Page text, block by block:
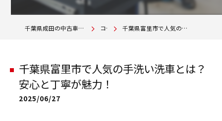
千葉県成田の中古車は有限会社石毛石油 成田大清水SS コラム 千葉県富里市で人気の手洗い洗車とは？安心と丁寧が魅力！
千葉県富里市で人気の手洗い洗車とは？
安心と丁寧が魅力！
2025/06/27